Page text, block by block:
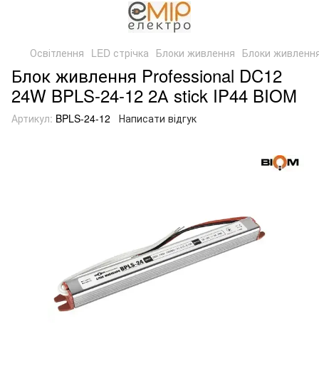
Освітлення LED стрічка Блоки живлення Блоки
Блок живлення Professional DC12
24W BPLS-24-12 2А stick IP44 BIOM
Артикул: BPLS-24-12 Написати відгук